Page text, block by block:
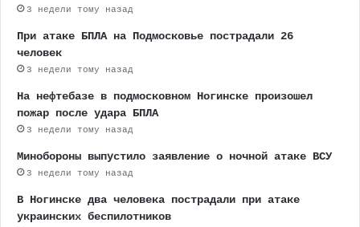
3 недели тому назад
При атаке БПЛА на Подмосковье пострадали 26
человек
3 недели тому назад
На нефтебазе в подмосковном Ногинске произошел
пожар после удара БПЛА
3 недели тому назад
Минобороны выпустило заявление о ночной атаке ВСУ
3 недели тому назад
В Ногинске два человека пострадали при атаке
украинских беспилотников